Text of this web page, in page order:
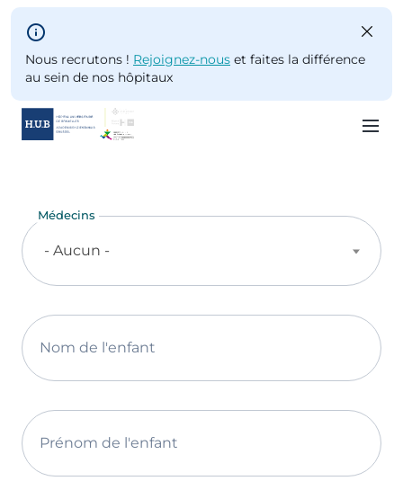
Skip to main content
Nous recrutons ! Rejoignez-nous et faites la différence
au sein de nos hôpitaux
content
Médecins
- Aucun -
Nom de l'enfant
Prénom de l'enfant